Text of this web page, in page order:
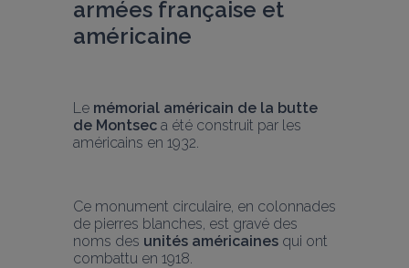
armées française et
américaine
Le mémorial américain de la butte
de Montsec a été construit par les
américains en 1932.
Ce monument circulaire, en colonnades
de pierres blanches, est gravé des
noms des unités américaines qui ont
combattu en 1918.